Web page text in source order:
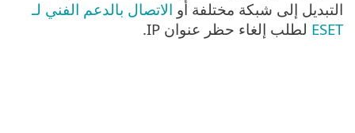
التبديل إلى شبكة مختلفة أو الاتصال بالدعم الفني لـ
ESET لطلب إلغاء حظر عنوان IP.